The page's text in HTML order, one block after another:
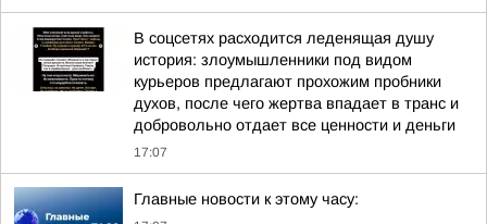
В соцсетях расходится леденящая душу
история: злоумышленники под видом
курьеров предлагают прохожим пробники
духов, после чего жертва впадает в транс и
добровольно отдает все ценности и деньги
17:07
Главные новости к этому часу: